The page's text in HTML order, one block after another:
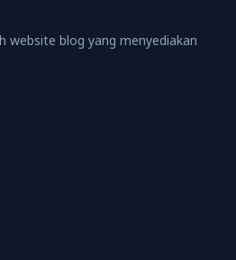
website blog yang menyediakan